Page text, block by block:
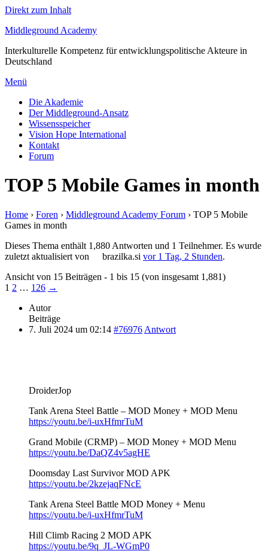
Direkt zum Inhalt
Middleground Academy
Interkulturelle Kompetenz für entwicklungspolitische Akteure in
Deutschland
Menü
Die Akademie
Der Middleground-Ansatz
Wissensspeicher
Vision Hope International
Kontakt
Forum
TOP 5 Mobile Games in month
Home › Foren › Middleground Academy Forum › TOP 5 Mobile
Games in month
Dieses Thema enthält 1,880 Antworten und 1 Teilnehmer. Es wurde
zuletzt aktualisiert von
brazilka.si vor 1 Tag, 2 Stunden.
Ansicht von 15 Beiträgen - 1 bis 15 (von insgesamt 1,881)
1 2 … 126 →
Autor
Beiträge
7. Juli 2024 um 02:14 #76976 Antwort
DroiderJop
Tank Arena Steel Battle – MOD Money + MOD Menu
https://youtu.be/i-uxHfmrTuM
Grand Mobile (CRMP) – MOD Money + MOD Menu
https://youtu.be/DaQZ4v5agHE
Doomsday Last Survivor MOD APK
https://youtu.be/2kzejaqFNcE
Tank Arena Steel Battle MOD Money + Menu
https://youtu.be/i-uxHfmrTuM
Hill Climb Racing 2 MOD APK
https://youtu.be/9q_JL-WGmP0